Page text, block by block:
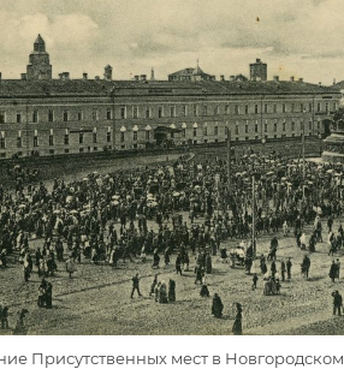
Присутственных мест в